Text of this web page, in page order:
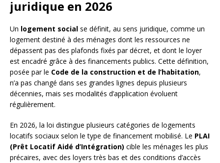
juridique en 2026
Un logement social se définit, au sens juridique, comme un
logement destiné à des ménages dont les ressources ne
dépassent pas des plafonds fixés par décret, et dont le loyer
est encadré grâce à des financements publics. Cette définition,
posée par le Code de la construction et de l’habitation,
n’a pas changé dans ses grandes lignes depuis plusieurs
décennies, mais ses modalités d’application évoluent
régulièrement.
En 2026, la loi distingue plusieurs catégories de logements
locatifs sociaux selon le type de financement mobilisé. Le PLAI
(Prêt Locatif Aidé d’Intégration) cible les ménages les plus
précaires, avec des loyers très bas et des conditions d’accès